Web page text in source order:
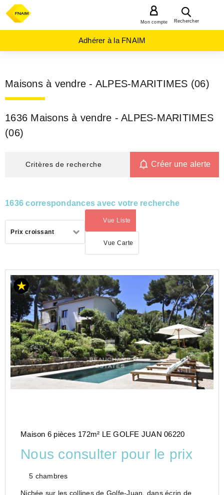
Rechercher
Mon compte
Adhérer à la FNAIM
Maisons à vendre - ALPES-MARITIMES (06)
1636 Maisons à vendre - ALPES-MARITIMES
(06)
Critères de recherche Créer une alerte
1636 correspondances avec votre recherche
Prix croissant
Vue Liste
(activé)
Vue Carte
ACHAT
MAISON
PROVENCE-
ALPES-
COTE-D-
AZUR
ALPES-
MARITIMES
(06)
Maison 6 pièces 172m² LE GOLFE JUAN 06220
Nous consulter pour le prix
5 chambres
Nichée sur les collines de Golfe-Juan, dans écrin de